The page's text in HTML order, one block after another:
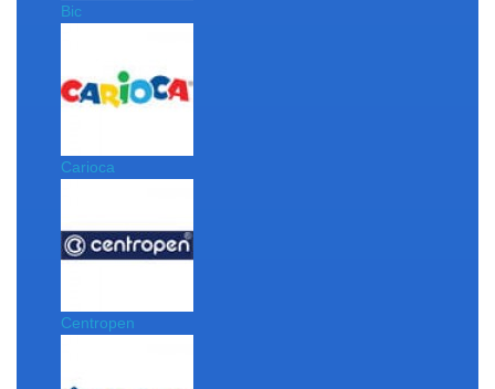
Bic
Carioca
Centropen